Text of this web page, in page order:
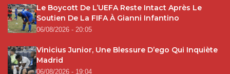
Le Boycott De L’UEFA Reste Intact Après Le
Soutien De La FIFA À Gianni Infantino
06/08/2026 - 20:05
Vinicius Junior, Une Blessure D’ego Qui Inquiète
Madrid
06/08/2026 - 19:04